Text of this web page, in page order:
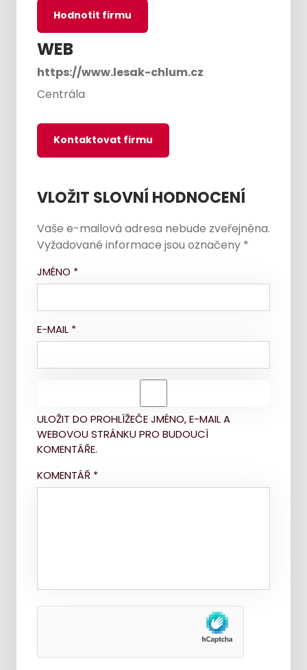
Hodnotit firmu
WEB
https://www.lesak-chlum.cz
Centrála
Kontaktovat firmu
VLOŽIT SLOVNÍ HODNOCENÍ
Vaše e-mailová adresa nebude zveřejněna.
Vyžadované informace jsou označeny *
JMÉNO *
E-MAIL *
ULOŽIT DO PROHLÍŽEČE JMÉNO, E-MAIL A
WEBOVOU STRÁNKU PRO BUDOUCÍ
KOMENTÁŘE.
KOMENTÁŘ *